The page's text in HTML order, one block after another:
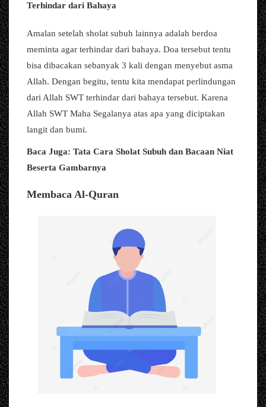
Terhindar dari Bahaya
Amalan setelah sholat subuh lainnya adalah berdoa
meminta agar terhindar dari bahaya. Doa tersebut tentu
bisa dibacakan sebanyak 3 kali dengan menyebut asma
Allah. Dengan begitu, tentu kita mendapat perlindungan
dari Allah SWT terhindar dari bahaya tersebut. Karena
Allah SWT Maha Segalanya atas apa yang diciptakan
langit dan bumi.
Baca Juga: Tata Cara Sholat Subuh dan Bacaan Niat
Beserta Gambarnya
Membaca Al-Quran